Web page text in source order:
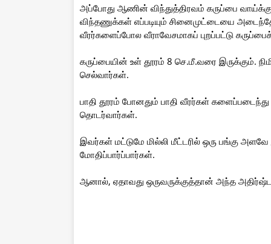
அப்போது ஆணின் விந்துத்திரவம் கருப்பை
விந்தணுக்கள் எப்படியும் சினைமுட்டையை
வீரர்களைப்போல வீராவேசமாகப் புறப்பட்டு
கருப்பையின் உள் தூரம் 8 செ.மீ.வரை இருக்கும்.
செல்வார்கள்.
பாதி தூரம் போனதும் பாதி வீரர்கள்
தொடர்வார்கள்.
இவர்கள் மட்டுமே மில்லி மீட்டரில் ஒரு பங்கு
மோதிப்பார்ப்பார்கள்.
ஆனால், ஏதாவது ஒருவருக்குத்தான் அந்த